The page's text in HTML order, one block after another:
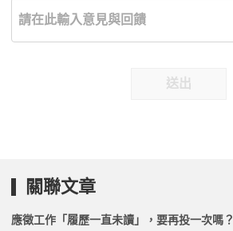
送出
關聯文章
應徵工作「履歷一直未讀」，要再投一次嗎？